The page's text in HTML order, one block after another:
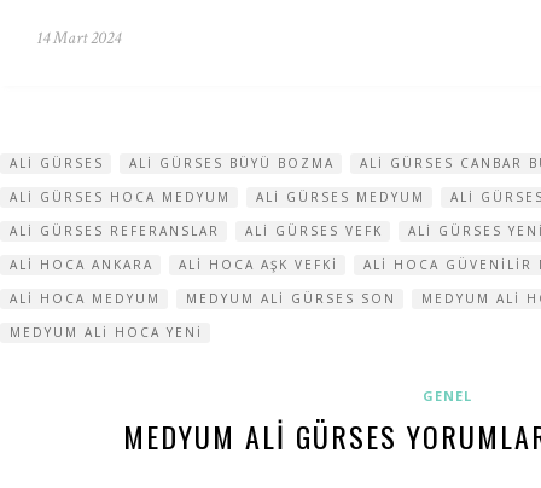
14 Mart 2024
ALI GÜRSES ALI GÜRSES BÜYÜ BOZMA
ALI GÜRSES CANBAR
ALI GÜRSES HOCA MEDYUM
ALI GÜRSES MEDYUM
ALI
ALI GÜRSES REFERANSLAR
ALI GÜRSES VEFK
ALI GÜRSES
ALI HOCA ANKARA
ALI HOCA AŞK VEFKI
ALI HOCA GÜVENILIR
ALI HOCA MEDYUM
MEDYUM ALI GÜRSES SON
MEDYUM ALI
MEDYUM ALI HOCA YENI
GENEL
MEDYUM ALI GÜRSES